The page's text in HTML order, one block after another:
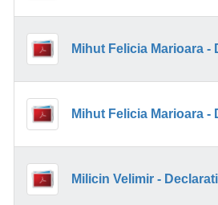
Mihut Felicia Marioara -
Mihut Felicia Marioara -
Milicin Velimir -